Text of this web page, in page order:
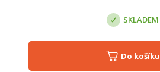
SKLADEM
Do košíku